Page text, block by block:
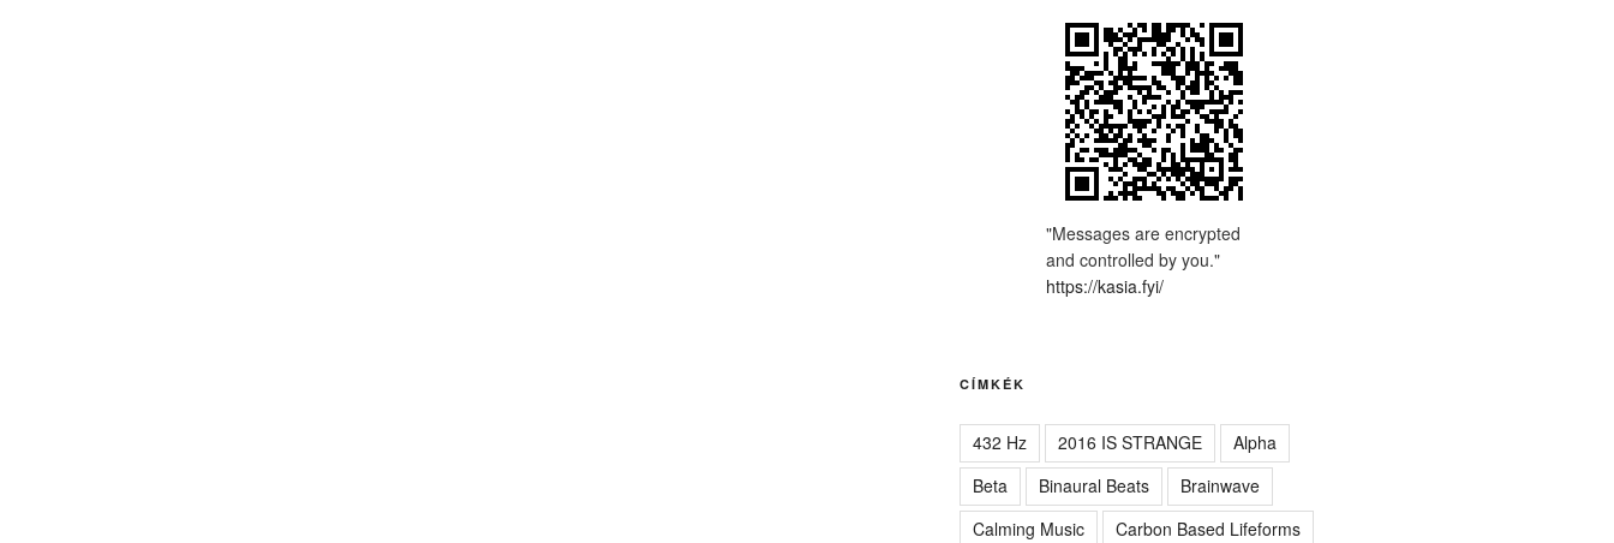
"Messages are encrypted
and controlled by you."
https://kasia.fyi/
CÍMKÉK
432 Hz 2016 IS STRANGE
Alpha
Beta
Binaural Beats
Brainwave
Calming Music
Carbon Based Lifeforms